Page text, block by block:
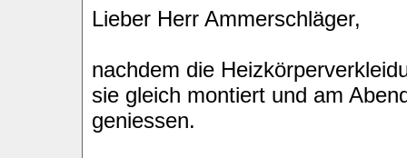
Lieber Herr Ammerschläger,
nachdem die
sie gleich montiert und am
geniessen.